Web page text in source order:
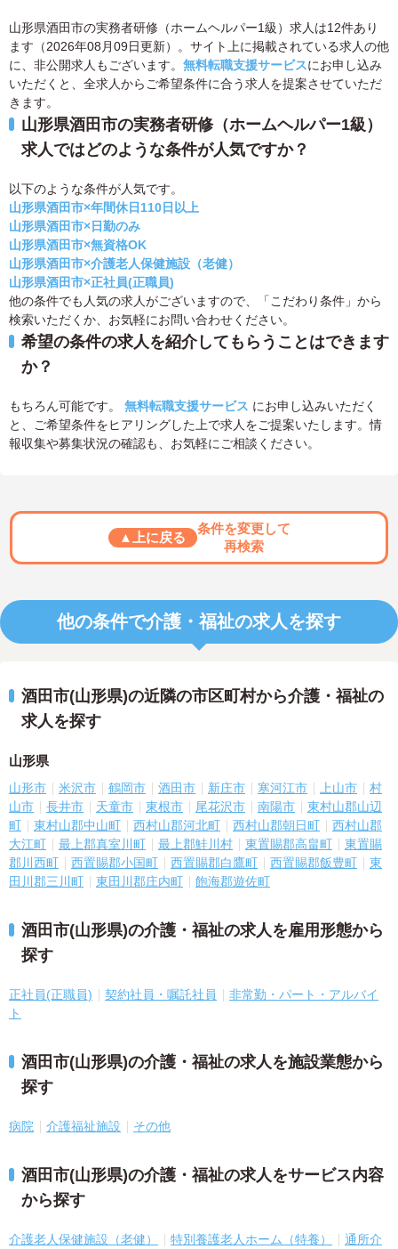
山形県酒田市の実務者研修（ホームヘルパー1級）求人は12件あり
ます（2026年08月09日更新）。サイト上に掲載されている求人の他
に、非公開求人もございます。 無料転職支援サービスにお申し込み
いただくと、全求人からご希望条件に合う求人を提案させていただ
きます。
山形県酒田市の実務者研修（ホームヘルパー1級）
求人ではどのような条件が人気ですか？
以下のような条件が人気です。
山形県酒田市×年間休日110日以上
山形県酒田市×日勤のみ
山形県酒田市×無資格OK
山形県酒田市×介護老人保健施設（老健）
山形県酒田市×正社員(正職員)
他の条件でも人気の求人がございますので、「こだわり条件」から
検索いただくか、お気軽にお問い合わせください。
希望の条件の求人を紹介してもらうことはできます
か？
もちろん可能です。 無料転職支援サービス にお申し込みいただく
と、ご希望条件をヒアリングした上で求人をご提案いたします。情
報収集や募集状況の確認も、お気軽にご相談ください。
▲上に戻る
条件を変更して
再検索
他の条件で介護・福祉の求人を探す
酒田市(山形県)の近隣の市区町村から介護・福祉の
求人を探す
山形県
山形市 米沢市 鶴岡市 酒田市 新庄市 寒河江市 上山市
村
山市
長井市 天童市 東根市 尾花沢市 南陽市
東村山郡山辺
町
東村山郡中山町 西村山郡河北町 西村山郡朝日町
西村山郡
大江町
最上郡真室川町 最上郡鮭川村 東置賜郡高畠町
東置賜
郡川西町
西置賜郡小国町 西置賜郡白鷹町 西置賜郡飯豊町
東
田川郡三川町
東田川郡庄内町 飽海郡遊佐町
酒田市(山形県)の介護・福祉の求人を雇用形態から
探す
正社員(正職員) 契約社員・嘱託社員
非常勤・パート・アルバイ
ト
酒田市(山形県)の介護・福祉の求人を施設業態から
探す
病院 介護福祉施設 その他
酒田市(山形県)の介護・福祉の求人をサービス内容
から探す
介護老人保健施設（老健） 特別養護老人ホーム（特養）
通所介